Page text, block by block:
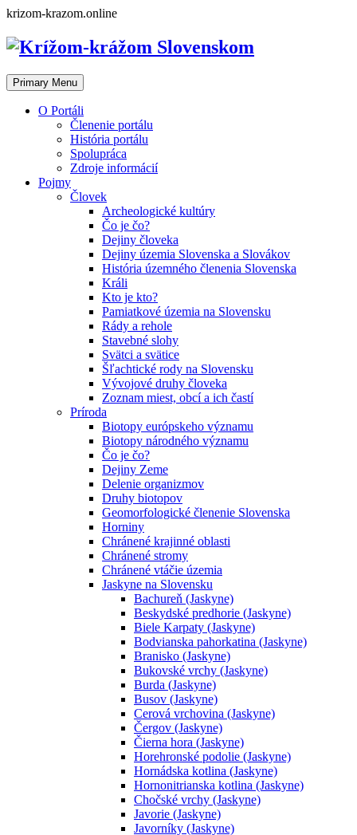
Skip
content
krizom-krazom.online
Primary Menu
O Portáli
Členenie portálu
História portálu
Spolupráca
Zdroje informácií
Pojmy
Človek
Archeologické kultúry
Čo je čo?
Dejiny človeka
Dejiny územia Slovenska a Slovákov
História územného členenia Slovenska
Králi
Kto je kto?
Pamiatkové územia na Slovensku
Rády a rehole
Stavebné slohy
Svätci a svätice
Šľachtické rody na Slovensku
Vývojové druhy človeka
Zoznam miest, obcí a ich častí
Príroda
Biotopy európskeho významu
Biotopy národného významu
Čo je čo?
Dejiny Zeme
Delenie organizmov
Druhy biotopov
Geomorfologické členenie Slovenska
Horniny
Chránené krajinné oblasti
Chránené stromy
Chránené vtáčie územia
Jaskyne na Slovensku
Bachureň (Jaskyne)
Beskydské predhorie (Jaskyne)
Biele Karpaty (Jaskyne)
Bodvianska pahorkatina (Jaskyne)
Branisko (Jaskyne)
Bukovské vrchy (Jaskyne)
Burda (Jaskyne)
Busov (Jaskyne)
Cerová vrchovina (Jaskyne)
Čergov (Jaskyne)
Čierna hora (Jaskyne)
Horehronské podolie (Jaskyne)
Hornádska kotlina (Jaskyne)
Hornonitrianska kotlina (Jaskyne)
Chočské vrchy (Jaskyne)
Javorie (Jaskyne)
Javorníky (Jaskyne)